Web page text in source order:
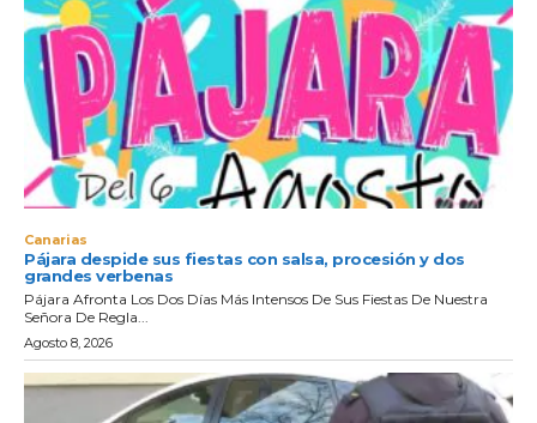
Canarias
Pájara despide sus fiestas con salsa, procesión y dos
grandes verbenas
Pájara Afronta Los Dos Días Más Intensos De Sus Fiestas De Nuestra
Señora De Regla...
Agosto 8, 2026